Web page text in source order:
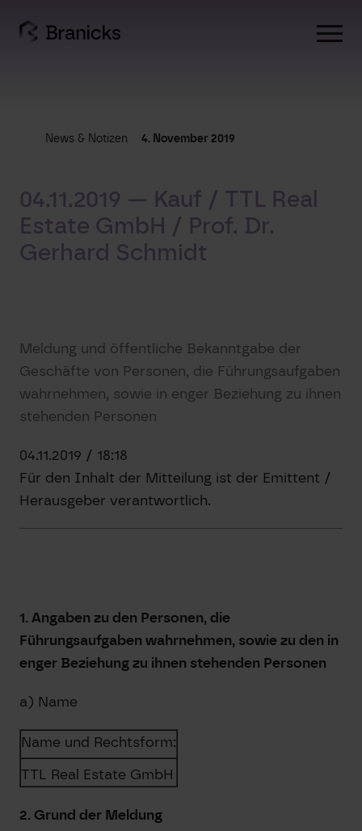
content
News & Notizen 4. November 2019
04.11.2019 — Kauf / TTL Real
Estate GmbH / Prof. Dr.
Gerhard Schmidt
Meldung und öffentliche Bekanntgabe der
Geschäfte von Personen, die Führungsaufgaben
wahrnehmen, sowie in enger Beziehung zu ihnen
stehenden Personen
04.11.2019 / 18:18
Für den Inhalt der Mitteilung ist der Emittent /
Herausgeber verantwortlich.
1. Angaben zu den Personen, die
Führungsaufgaben wahrnehmen, sowie zu den in
enger Beziehung zu ihnen stehenden Personen
a) Name
Name und Rechtsform:
TTL Real Estate GmbH
2. Grund der Meldung